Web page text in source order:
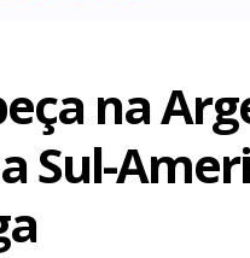
na
Sul-